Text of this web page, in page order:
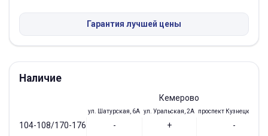
Гарантия лучшей цены
Наличие
Кемерово
ул. Шатурская, 6А ул. Уральская, 2А проспект Кузнецкий,
104-108/170-176 - +
-